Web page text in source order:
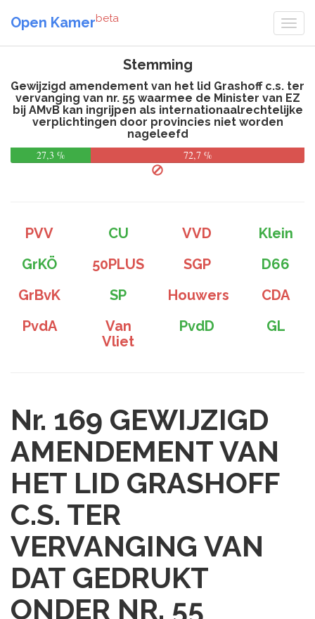
Open Kamerbeta
Stemming
Gewijzigd amendement van het lid Grashoff c.s. ter
vervanging van nr. 55 waarmee de Minister van EZ
bij AMvB kan ingrijpen als internationaalrechtelijke
verplichtingen door provincies niet worden
nageleefd
27,3 %
72,7 %
PVV CU VVD
Klein
GrKÖ
50PLUS SGP
D66
GrBvK
SP Houwers
CDA
PvdA
Van
Vliet
PvdD GL
Nr. 169 GEWIJZIGD
AMENDEMENT VAN
HET LID GRASHOFF
C.S. TER
VERVANGING VAN
DAT GEDRUKT
ONDER NR. 55